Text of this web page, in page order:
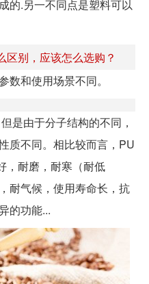
的.另一不同点是塑料可以
区别，应该怎么选购？
数和使用场景不同。
是由于分子结构的不同，
质不同。相比较而言，PU
，耐磨，耐寒（耐低
耐气候，使用寿命长，抗
的功能...